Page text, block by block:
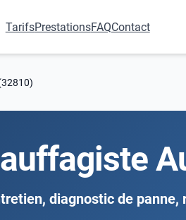
TarifsPrestationsFAQContact
diagnostic de